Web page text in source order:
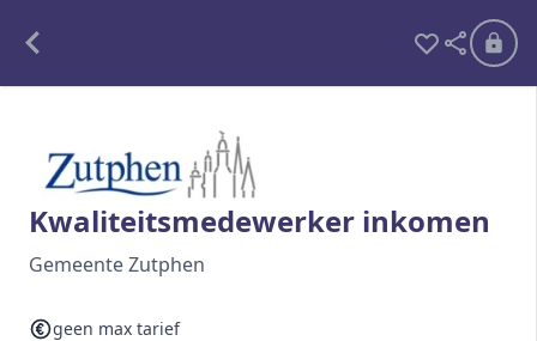
Alle opdrachten
Freelance
Detachering
Interim opdrachten statistiek
Kwaliteitsmedewerker inkomen
Gemeente Zutphen
geen max tarief